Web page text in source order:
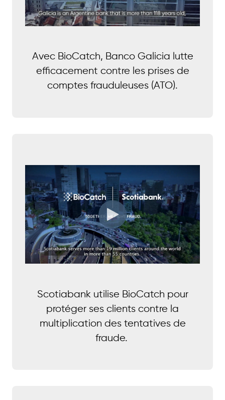
Avec BioCatch, Banco Galicia lutte
efficacement contre les prises de
comptes frauduleuses (ATO).
Scotiabank utilise BioCatch pour
protéger ses clients contre la
multiplication des tentatives de
fraude.